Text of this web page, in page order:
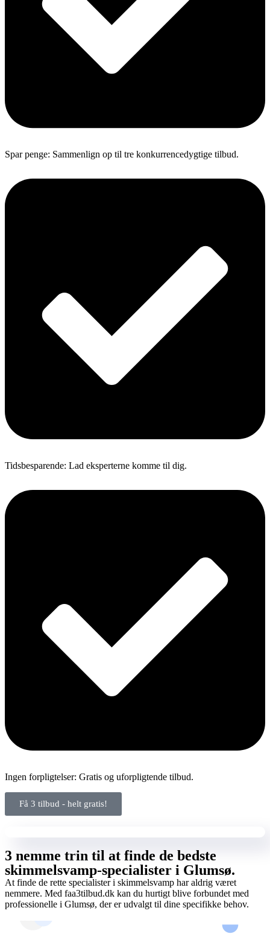
Spar penge: Sammenlign op til tre konkurrencedygtige tilbud.
Tidsbesparende: Lad eksperterne komme til dig.
Ingen forpligtelser: Gratis og uforpligtende tilbud.
Få 3 tilbud - helt gratis!
3 nemme trin til at finde de bedste
skimmelsvamp-specialister i Glumsø.
At finde de rette specialister i skimmelsvamp har aldrig været
nemmere. Med faa3tilbud.dk kan du hurtigt blive forbundet med
professionelle i Glumsø, der er udvalgt til dine specifikke behov.